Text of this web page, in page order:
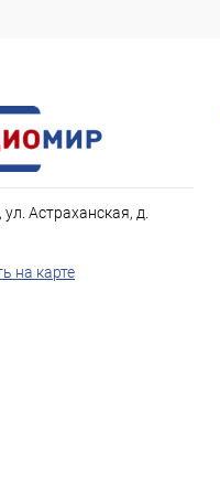
ул. Астраханская, д.
на карте